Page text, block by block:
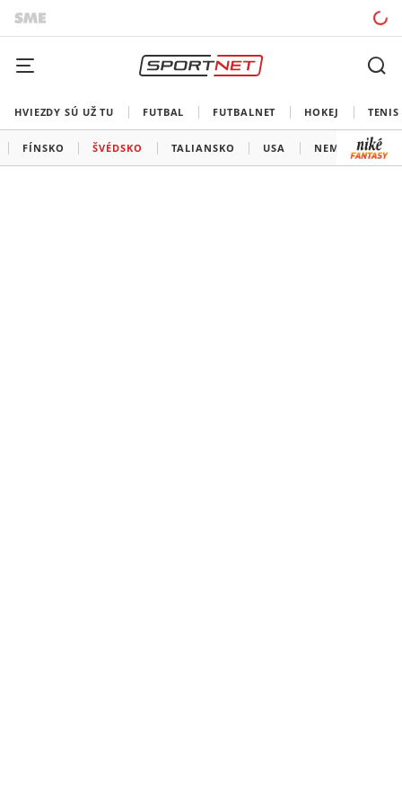
HVIEZDY SÚ UŽ TU FUTBAL FUTBALNET HOKEJ TENIS
FÍNSKO ŠVÉDSKO TALIANSKO USA NEMECKO